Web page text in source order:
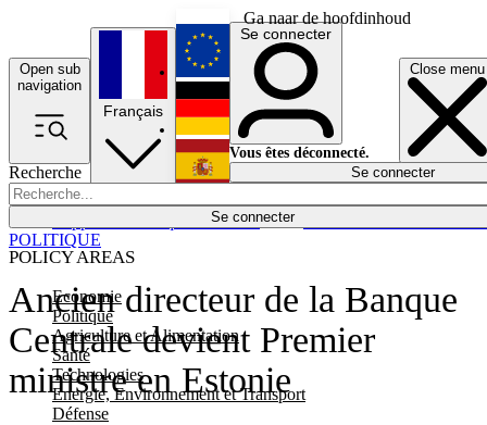
Ga naar de hoofdinhoud
Open sub
navigation
Close menu
Recherche
Se connecter
POLICY AREAS
Economie
Politique
Agriculture et Alimentation
Santé
Technologies
Energie, Environnement et Transport
Défense
Économie
Français
English
Deutsch
Español
Se connecter
Vous êtes déconnecté.
Se connecter
Ancien directeur de la Banque
Centrale devient Premier
ministre en Estonie
POLITIQUE